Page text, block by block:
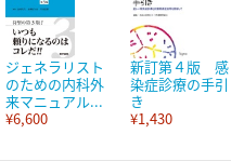
ジェネラリスト
のための内科外
来マニュアル...
¥6,600
新訂第４版 感
染症診療の手引
き
¥1,430